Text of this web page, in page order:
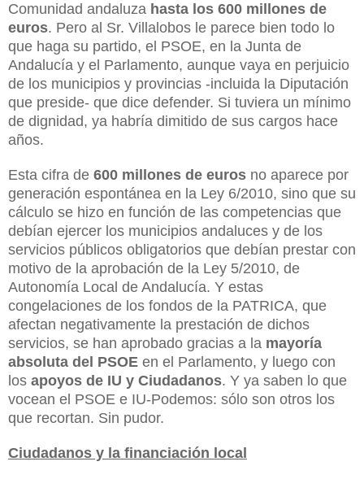
Comunidad andaluza hasta los 600 millones de
euros. Pero al Sr. Villalobos le parece bien todo lo
que haga su partido, el PSOE, en la Junta de
Andalucía y el Parlamento, aunque vaya en perjuicio
de los municipios y provincias -incluida la Diputación
que preside- que dice defender. Si tuviera un mínimo
de dignidad, ya habría dimitido de sus cargos hace
años.
Esta cifra de 600 millones de euros no aparece por
generación espontánea en la Ley 6/2010, sino que su
cálculo se hizo en función de las competencias que
debían ejercer los municipios andaluces y de los
servicios públicos obligatorios que debían prestar con
motivo de la aprobación de la Ley 5/2010, de
Autonomía Local de Andalucía. Y estas
congelaciones de los fondos de la PATRICA, que
afectan negativamente la prestación de dichos
servicios, se han aprobado gracias a la mayoría
absoluta del PSOE en el Parlamento, y luego con
los apoyos de IU y Ciudadanos. Y ya saben lo que
vocean el PSOE e IU-Podemos: sólo son otros los
que recortan. Sin pudor.
Ciudadanos y la financiación local